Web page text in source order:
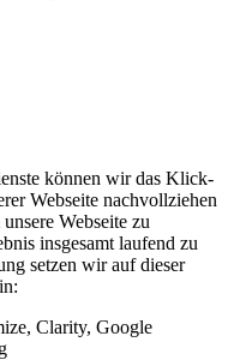
können wir das Klick-
Webseite nachvollziehen
Webseite zu
insgesamt laufend zu
setzen wir auf dieser
Clarity, Google